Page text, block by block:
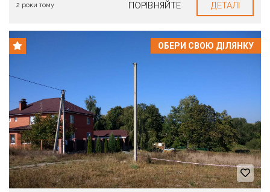
2 роки тому ПОРІВНЯЙТЕ ДЕТАЛІ
ОБЕРИ СВОЮ ДІЛЯНКУ